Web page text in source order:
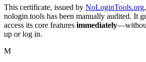
This certificate, issued by NoLoginTools.org
nologin.tools has been manually audited. It
access its core features immediately
up or log in.
M